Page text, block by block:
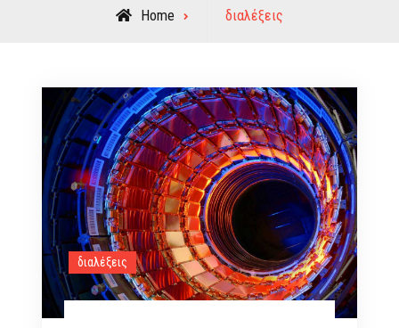
Home
Archive
διαλέξεις
διαλέξεις